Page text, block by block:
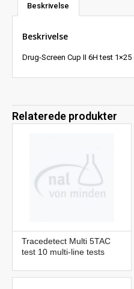
Beskrivelse
Beskrivelse
Drug-Screen Cup II 6H test
Relaterede produkter
Tracedetect Multi 5TAC
test 10 multi-line tests